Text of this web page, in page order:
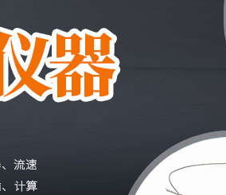
HY-F10型便携式明渠流量计
186-6365-3723